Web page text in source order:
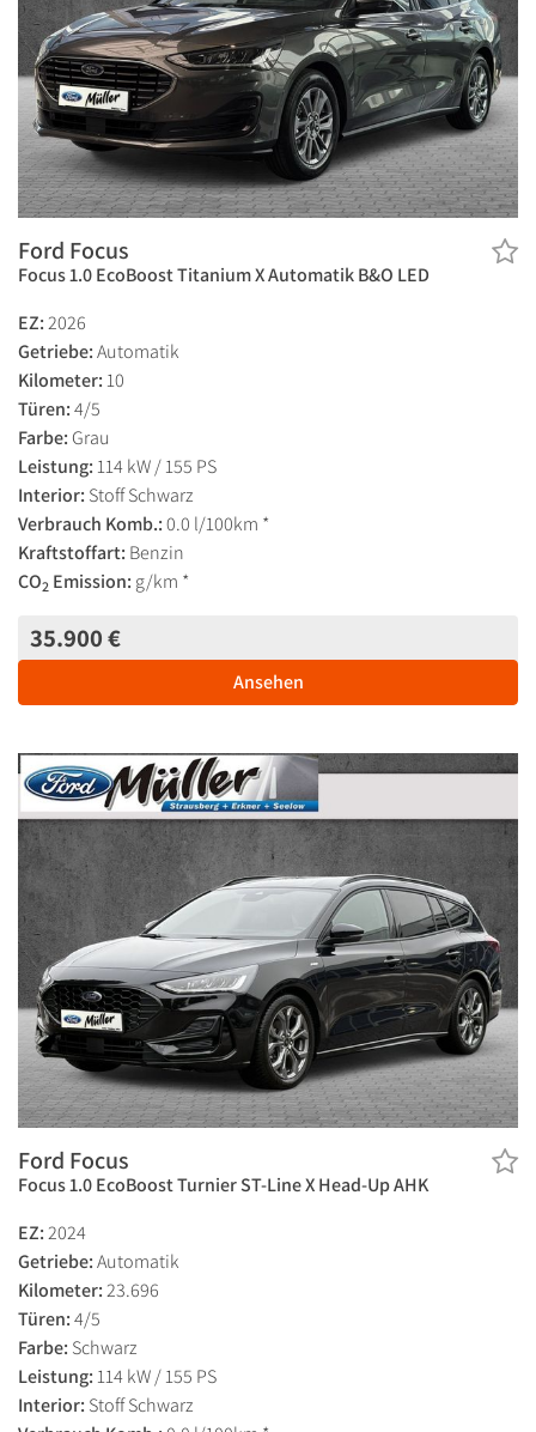
Ford Focus
Focus 1.0 EcoBoost Titanium X Automatik B&O LED
EZ:2026
Getriebe:Automatik
Kilometer: 10
Türen:4/5
Farbe: Grau
Leistung: 114 kW / 155 PS
Interior: Stoff Schwarz
Verbrauch Komb.:0.0 l/100km *
Kraftstoffart: Benzin
CO2 Emission: g/km *
35.900 €
Ansehen
Ford Focus
Focus 1.0 EcoBoost Turnier ST-Line X Head-Up AHK
EZ:2024
Getriebe:Automatik
Kilometer:23.696
Türen:4/5
Farbe: Schwarz
Leistung: 114 kW / 155 PS
Interior: Stoff Schwarz